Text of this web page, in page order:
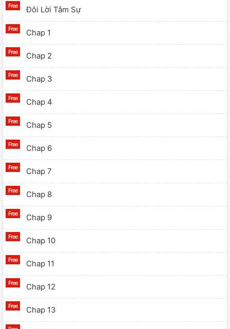
Đôi Lời Tâm Sự
Chap 1
Chap 2
Chap 3
Chap 4
Chap 5
Chap 6
Chap 7
Chap 8
Chap 9
Chap 10
Chap 11
Chap 12
Chap 13